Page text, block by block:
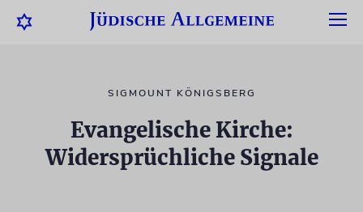
SIGMOUNT KÖNIGSBERG
Evangelische Kirche:
Widersprüchliche Signale